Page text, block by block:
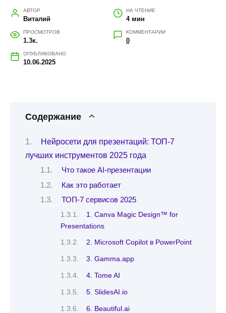
АВТОР
Виталий
НА ЧТЕНИЕ
4 мин
ПРОСМОТРОВ
1.3к.
КОММЕНТАРИИ
0
ОПУБЛИКОВАНО
10.06.2025
Содержание
Нейросети для презентаций: ТОП-7
лучших инструментов 2025 года
Что такое AI-презентации
Как это работает
ТОП-7 сервисов 2025
1. Canva Magic Design™ for
Presentations
2. Microsoft Copilot в PowerPoint
3. Gamma.app
4. Tome AI
5. SlidesAI.io
6. Beautiful.ai